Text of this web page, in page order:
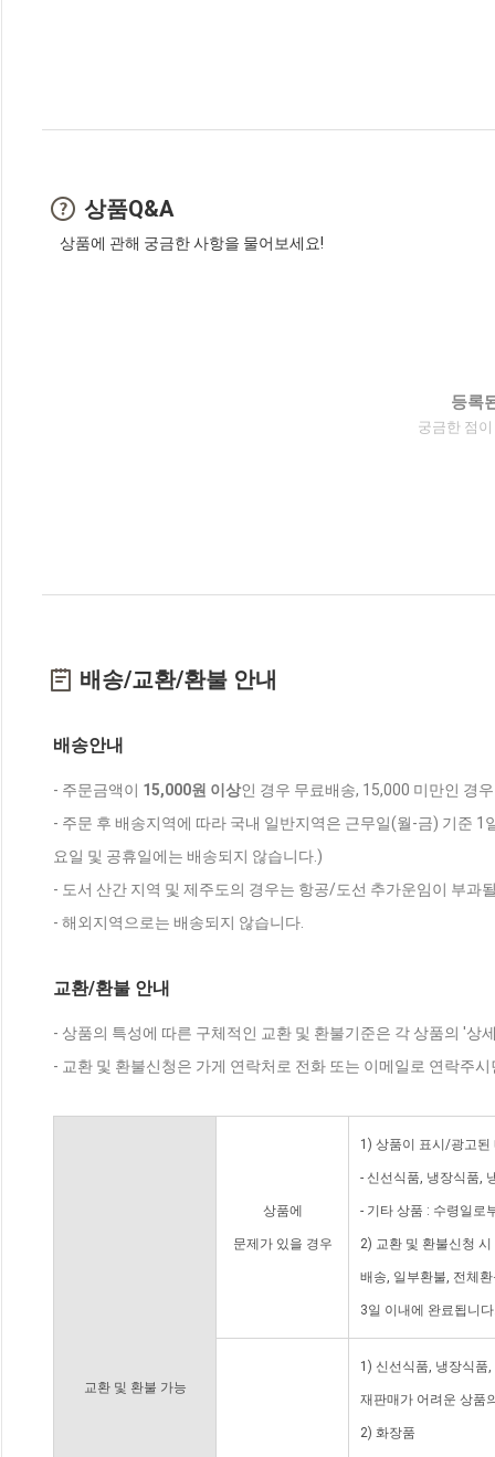
상품Q&A
상품에 관해 궁금한 사항을 물어보세요!
등록
궁금한 점
배송/교환/환불 안내
배송안내
- 주문금액이 15,000원 이상인 경우 무료배송, 15,000 미만인 경
- 주문 후 배송지역에 따라 국내 일반지역은 근무일(월-금) 기준
요일 및 공휴일에는 배송되지 않습니다.)
- 도서 산간 지역 및 제주도의 경우는 항공/도선 추가운임이 부과
- 해외지역으로는 배송되지 않습니다.
교환/환불 안내
- 상품의 특성에 따른 구체적인 교환 및 환불기준은 각 상품의 '상
- 교환 및 환불신청은 가게 연락처로 전화 또는 이메일로 연락주
교환 및 환불 가능
상품에
문제가 있을 경우
1) 상품이 표시/광고된
- 신선식품, 냉장식품,
- 기타 상품 : 수령일로
2) 교환 및 환불신청
배송, 일부환불, 전체
3일 이내에 완료됩니
1) 신선식품, 냉장식품
재판매가 어려운 상품
2) 화장품